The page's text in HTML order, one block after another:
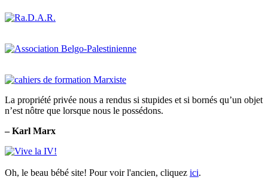
La propriété privée nous a rendus si stupides et si bornés qu’un objet
n’est nôtre que lorsque nous le possédons.
– Karl Marx
Oh, le beau bébé site! Pour voir l'ancien, cliquez ici.